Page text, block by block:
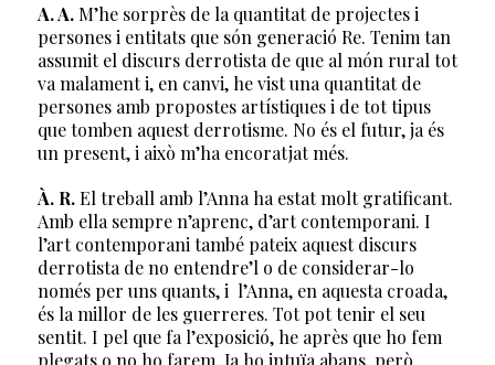
A. A.M’he sorprès de la quantitat de projectes i
persones i entitats que són generació Re. Tenim tan
assumit el discurs derrotista de que al món rural tot
va malament i, en canvi, he vist una quantitat de
persones amb propostes artístiques i de tot tipus
que tomben aquest derrotisme. No és el futur, ja és
un present, i això m’ha encoratjat més.
À. R.El treball amb l’Anna ha estat molt gratificant.
Amb ella sempre n’aprenc, d’art contemporani. I
l’art contemporani també pateix aquest discurs
derrotista de no entendre’l o de considerar-lo
només per uns quants, i l’Anna, en aquesta croada,
és la millor de les guerreres. Tot pot tenir el seu
sentit. I pel que fa l’exposició, he après que ho fem
plegats o no ho farem. Ja ho intuïa abans, però